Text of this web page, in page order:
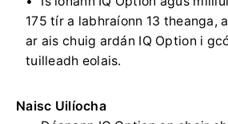
175 tír a labhraíonn 13 theanga,
ar ais chuig ardán IQ Option i
tuilleadh eolais.
Naisc Uilíocha